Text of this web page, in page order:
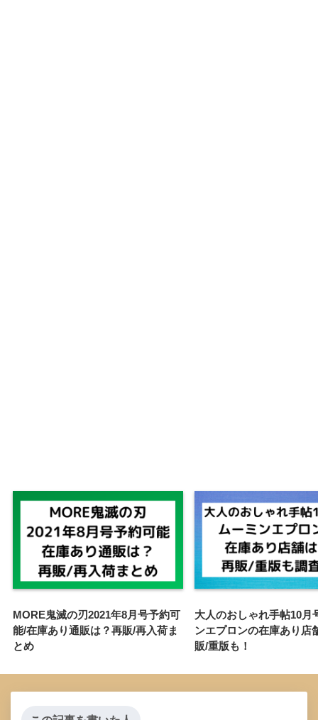
MORE鬼滅の刃2021年8月号予約可
能/在庫あり通販は？再販/再入荷ま
とめ
大人のおしゃれ手帖10月
ンエプロンの在庫あり店
販/重版も！